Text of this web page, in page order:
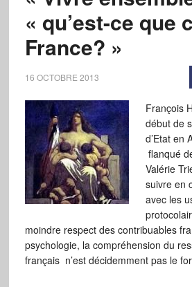
« qu’est-ce que
France? »
16 OCTOBRE 2013
François
début de
d’Etat en
flanqué
Valérie
suivre en
avec les
moindre respect des contribuables
psychologie, la compréhension du
français n’est décidemment pas le